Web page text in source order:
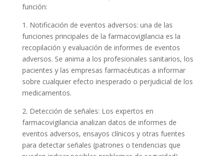
función:
1. Notificación de eventos adversos: una de las
funciones principales de la farmacovigilancia es la
recopilación y evaluación de informes de eventos
adversos. Se anima a los profesionales sanitarios, los
pacientes y las empresas farmacéuticas a informar
sobre cualquier efecto inesperado o perjudicial de los
medicamentos.
2. Detección de señales: Los expertos en
farmacovigilancia analizan datos de informes de
eventos adversos, ensayos clínicos y otras fuentes
para detectar señales (patrones o tendencias que